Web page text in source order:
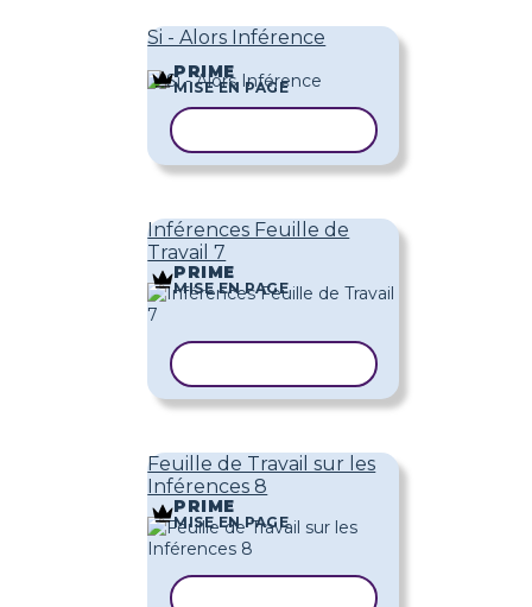
Si - Alors Inférence
PRIME
MISE EN PAGE
Inférences Feuille de
Travail 7
PRIME
MISE EN PAGE
Feuille de Travail sur les
Inférences 8
PRIME
MISE EN PAGE